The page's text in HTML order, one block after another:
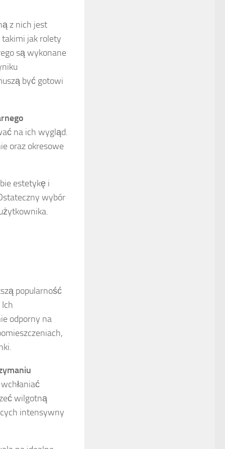
z nich jest
takimi jak rolety
są wykonane
być gotowi
na ich wygląd.
oraz okresowe
estetykę i
wybór
popularność
odporny na
wilgotną
intensywny